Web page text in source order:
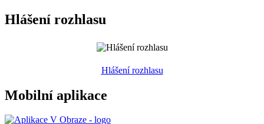
Hlášení rozhlasu
Hlášení rozhlasu
Mobilní aplikace